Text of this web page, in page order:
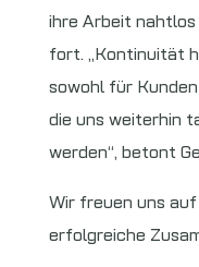
ihre Arbeit nahtlos
fort. „Kontinuität
sowohl für
die uns weiterhin
werden“, betont
Wir freuen uns
erfolgreiche